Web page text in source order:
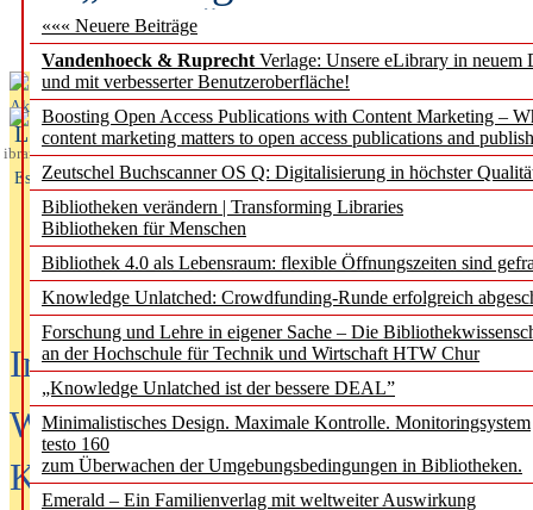
««« Neuere Beiträge
Vandenhoeck & Ruprecht Verlage: Unsere eLibrary in neuem
und mit verbesserter Benutzeroberfläche!
Boosting Open Access Publications with Content Marketing –
content marketing matters to open access publications and
Zeutschel Buchscanner OS Q: Digitalisierung in höchster
Bibliotheken verändern | Transforming Libraries
Bibliotheken für Menschen
Bibliothek 4.0 als Lebensraum: flexible Öffnungszeiten sind
Knowledge Unlatched: Crowdfunding-Runde erfolgreich
Forschung und Lehre in eigener Sache – Die
an der Hochschule für Technik und Wirtschaft HTW Chur
„Knowledge Unlatched ist der bessere DEAL”
Minimalistisches Design. Maximale Kontrolle. Monitoringsystem
testo 160
zum Überwachen der Umgebungsbedingungen in Bibliotheken.
Emerald – Ein Familienverlag mit weltweiter Auswirkung
des BIÖG erscheinen
Aktuelles aus
L
ibrary
Essentials
In der Ausgabe06/2026(August
Was Hochschul­bibliotheken von
Kinder in der digitalen Welt